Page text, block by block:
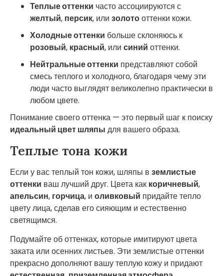
Теплые оттенки часто ассоциируются с
желтый, персик, или золотооттенки кожи.
Холодные оттенки больше склоняюсь к
розовый, красный, или синий оттенки.
Нейтральные оттенки представляют собой
смесь теплого и холодного, благодаря чему эти
люди часто выглядят великолепно практически в
любом цвете.
Понимание своего оттенка — это первый шаг к поиску
идеальный цвет шляпы для вашего образа.
Теплые тона кожи
Если у вас теплый тон кожи, шляпы в землистые
оттенки ваш лучший друг. Цвета как коричневый,
апельсин, горчица, и оливковый придайте тепло
цвету лица, сделав его сияющим и естественно
светящимся.
Подумайте об оттенках, которые имитируют цвета
заката или осенних листьев. Эти землистые оттенки
прекрасно дополняют вашу теплую кожу и придают